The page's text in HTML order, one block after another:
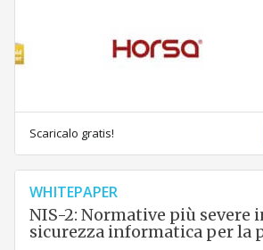
Scaricalo gratis!
WHITEPAPER
NIS-2: Normative più severe
sicurezza informatica per la